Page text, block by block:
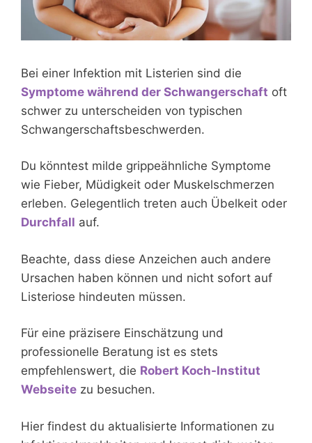
Bei einer Infektion mit Listerien sind die
Symptome während der Schwangerschaft oft
schwer zu unterscheiden von typischen
Schwangerschaftsbeschwerden.
Du könntest milde grippeähnliche Symptome
wie Fieber, Müdigkeit oder Muskelschmerzen
erleben. Gelegentlich treten auch Übelkeit oder
Durchfall auf.
Beachte, dass diese Anzeichen auch andere
Ursachen haben können und nicht sofort auf
Listeriose hindeuten müssen.
Für eine präzisere Einschätzung und
professionelle Beratung ist es stets
empfehlenswert, die Robert Koch-Institut
Webseite zu besuchen.
Hier findest du aktualisierte Informationen zu